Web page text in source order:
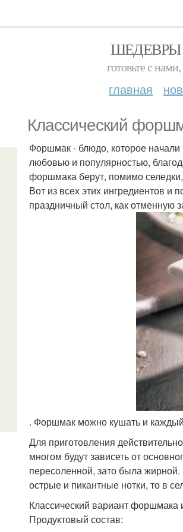
ШЕДЕВРЫ
готовьте с
главная
Классический
Форшмак - блюдо, которое
любовью и популярностью,
форшмака берут, помимо
Вот из всех этих ингредиентов
праздничный стол, как отменную
. Форшмак можно кушать и
Для приготовления
многом будут зависеть от
пересоленной, зато была
острые и пикантные нотки, то в
Классический вариант форшмака
Продуктовый состав: